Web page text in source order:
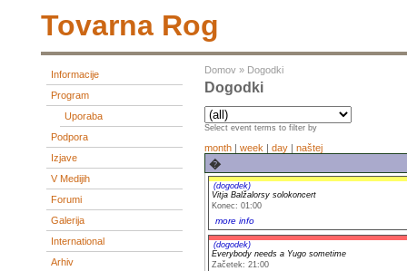
Tovarna Rog
Informacije
Program
Uporaba
Podpora
Izjave
V Medijih
Forumi
Galerija
International
Arhiv
Domov » Dogodki
Dogodki
Select event terms to filter by
month | week | day | naštej
�
(dogodek)
Vitja Balžalorsy solokoncert
Konec: 01:00
more info
(dogodek)
Everybody needs a Yugo sometime
Začetek: 21:00